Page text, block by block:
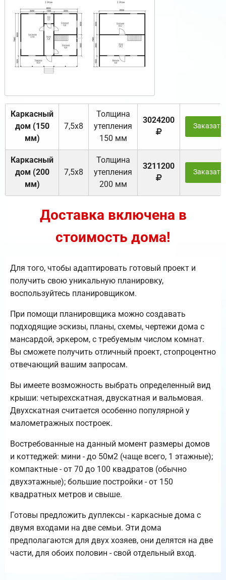
Каркасный
дом (150
мм)
7,5х8
Толщина
утепления
150 мм
3024200
Заказать
Каркасный
дом (200
мм)
7,5х8
Толщина
утепления
200 мм
3211200
Заказать
Доставка включена в
стоимость дома!
Для того, чтобы адаптировать готовый проект и
получить свою уникальную планировку,
воспользуйтесь планировщиком.
При помощи планировщика можно создавать
подходящие эскизы, планы, схемы, чертежи дома с
мансардой, эркером, с требуемым числом комнат.
Вы сможете получить отличный проект, стопроцентно
отвечающий вашим запросам.
Вы имеете возможность выбрать определенный вид
крыши: четырехскатная, двускатная и вальмовая.
Двухскатная считается особенно популярной у
малометражных построек.
Востребованные на данный момент размеры домов
и коттеджей: мини - до 50м2 (чаще всего, 1 этажные);
компактные - от 70 до 100 квадратов (обычно
двухэтажные); большие постройки - от 150
квадратных метров и свыше.
Готовы предложить дуплексы - каркасные дома с
двумя входами на две семьи. Эти дома
предполагаются для двух хозяев, они делятся на две
части, для обоих половин - свой отдельный вход.